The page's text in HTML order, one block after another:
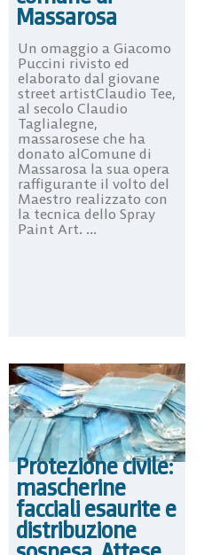
Massarosa
Un omaggio a Giacomo
Puccini rivisto ed
elaborato dal giovane
street artistClaudio Tee,
al secolo Claudio
Taglialegne,
massarosese che ha
donato alComune di
Massarosa la sua opera
raffigurante il volto del
Maestro realizzato con
la tecnica dello Spray
Paint Art. ...
Protezione civile:
mascherine
facciali esaurite e
distribuzione